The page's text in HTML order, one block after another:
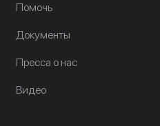
Помочь
Документы
Пресса о нас
Видео